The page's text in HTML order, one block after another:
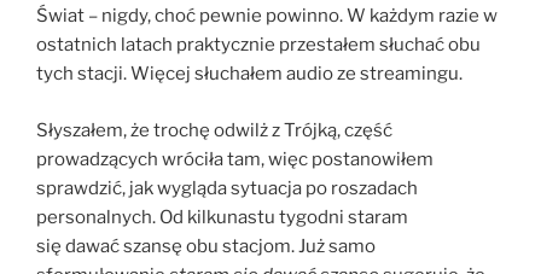
Świat – nigdy, choć pewnie powinno. W każdym razie w
ostatnich latach praktycznie przestałem słuchać obu
tych stacji. Więcej słuchałem audio ze streamingu.
Słyszałem, że trochę odwilż z Trójką, część
prowadzących wróciła tam, więc postanowiłem
sprawdzić, jak wygląda sytuacja po roszadach
personalnych. Od kilkunastu tygodni staram
się dawać szansę obu stacjom. Już samo